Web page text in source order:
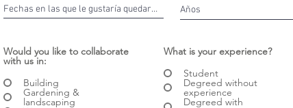
Would you like to collaborate
with us in:
Building
Gardening &
landscaping
What is your experience?
Student
Degreed without
experience
Degreed with